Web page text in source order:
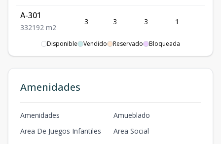
A-301
332192 m2
3 3 3 1
Disponible Vendido Reservado Bloqueada
Amenidades
Amenidades
Amueblado
Area De Juegos Infantiles
Area Social